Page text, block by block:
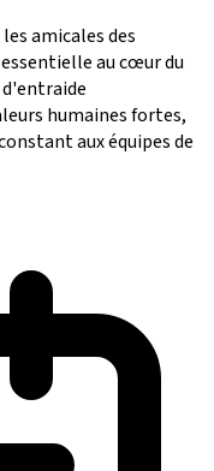
amicales des
au cœur du
humaines fortes,
aux équipes de